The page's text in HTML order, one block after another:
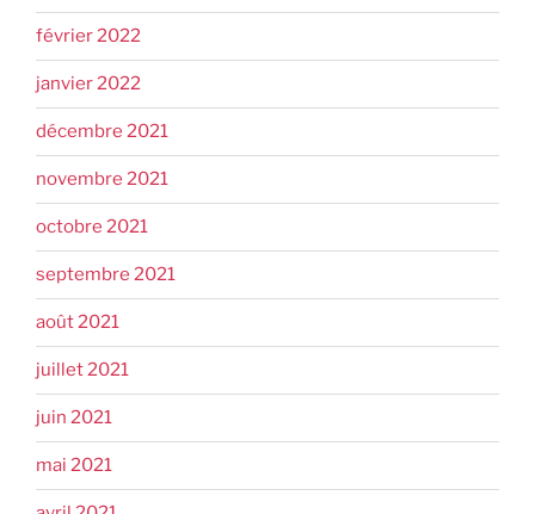
février 2022
janvier 2022
décembre 2021
novembre 2021
octobre 2021
septembre 2021
août 2021
juillet 2021
juin 2021
mai 2021